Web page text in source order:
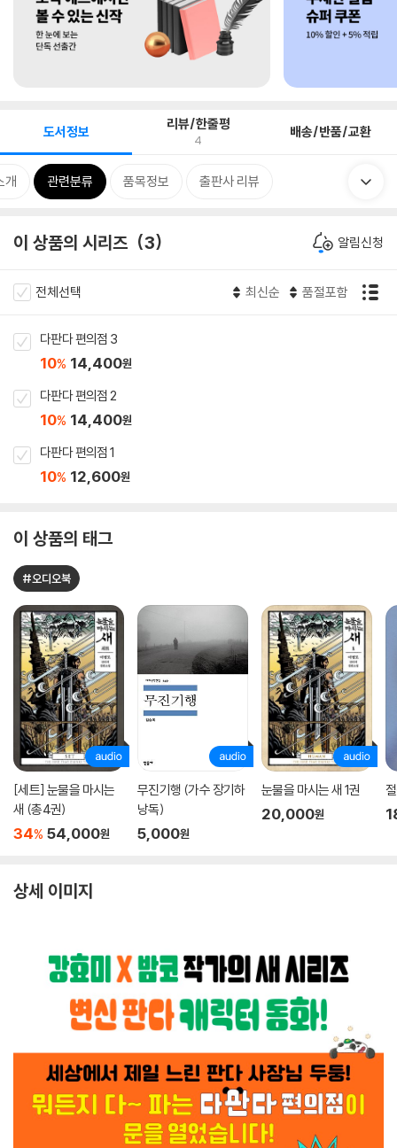
도서정보 리뷰/한줄평
4 배송/반품/교환
개 관련분류 품목정보 출판사 리뷰
이 상품의 시리즈 3 알림신청
전체선택 최신순 품절포함
다판다 편의점 3
10% 14,400원
다판다 편의점 2
10% 14,400원
다판다 편의점 1
10% 12,600원
이 상품의 태그
#오디오북
[세트] 눈물을 마시는
새 (총4권)
34% 54,000원
무진기행 (가수 장기하
낭독)
5,000원
눈물을 마시는 새 1권
20,000원
상세 이미지